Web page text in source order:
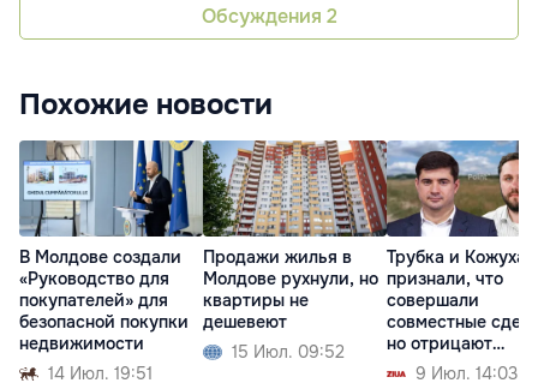
Обсуждения 2
Похожие новости
В Молдове создали
«Руководство для
покупателей» для
безопасной покупки
недвижимости
14 Июл. 19:51
Продажи жилья в
Молдове рухнули, но
квартиры не
дешевеют
15 Июл. 09:52
Трубка и
признали, что
совершали
совместные
но отрицают
партнерство
9 Июл. 14:03